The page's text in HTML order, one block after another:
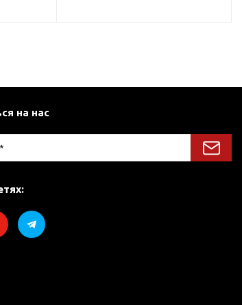
на нас